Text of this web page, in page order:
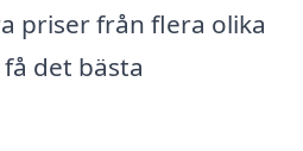
priser från flera olika
det bästa